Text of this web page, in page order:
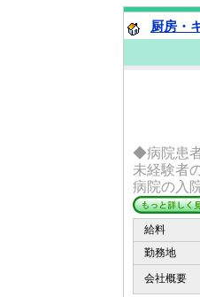
厨房・
◆病院患
未経験者
病院の入
給料
勤務地
会社概要